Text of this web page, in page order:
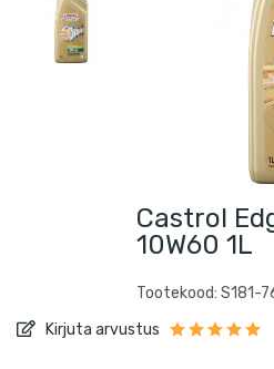
Castrol
10W60 1L
Tootekood: S181-
Kirjuta arvustus